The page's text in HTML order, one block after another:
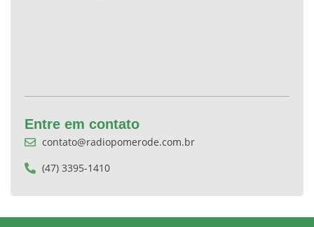
Entre em contato
contato@radiopomerode.com.br
(47) 3395-1410